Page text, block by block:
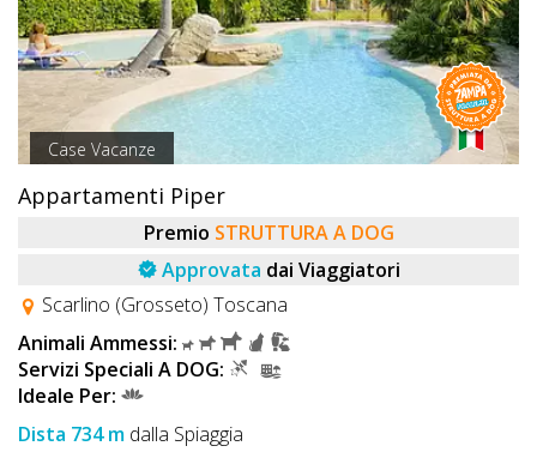
Case Vacanze
Appartamenti Piper
Premio STRUTTURA A DOG
Approvata dai Viaggiatori
Scarlino (Grosseto) Toscana
Animali Ammessi:
Servizi Speciali A DOG:
Ideale Per:
Dista 734 m dalla Spiaggia